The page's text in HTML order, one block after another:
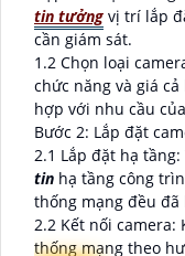
tin tưởng vị trí lắp
cần giám sát.
1.2 Chọn loại
chức năng và giá
hợp với nhu cầu
Bước 2: Lắp đặt
2.1 Lắp đặt hạ
tin hạ tầng công
thống mạng đều đã
2.2 Kết nối
thống mạng theo